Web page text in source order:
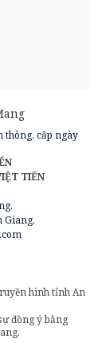
thông, cấp ngày
TIẾN
Giang.
hình tỉnh An
đồng ý bằng